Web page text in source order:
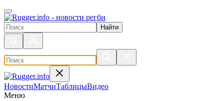
Поиск по сайту
НовостиМатчиТаблицыВидео
Меню